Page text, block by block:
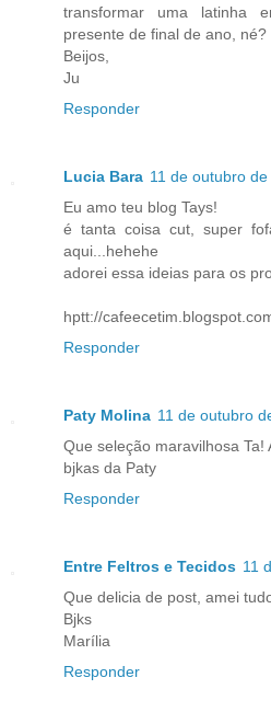
transformar uma latinha
presente de final de ano, né?
Beijos,
Ju
Responder
Lucia Bara 11 de outubro
Eu amo teu blog Tays!
é tanta coisa cut, super
aqui...hehehe
adorei essa ideias para os
hptt://
Responder
Paty Molina 11 de outubro
Que seleção maravilhosa Ta!
bjkas da Paty
Responder
Entre Feltros e Tecidos 11
Que delicia de post, amei
Bjks
Marília
Responder